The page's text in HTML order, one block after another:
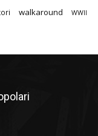
walkaround WWII